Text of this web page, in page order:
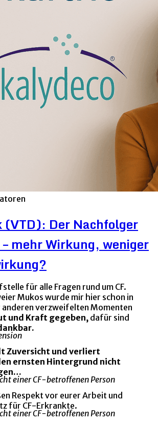
Der Nachfolger
mehr Wirkung, weniger
für alle Fragen rund um CF.
Mukos wurde mir hier schon in
anderen verzweifelten Momenten
und Kraft gegeben, dafür sind
Zuversicht und verliert
ernsten Hintergrund nicht
einer CF-betroffenen Person
Respekt vor eurer Arbeit und
für CF-Erkrankte.
einer CF-betroffenen Person